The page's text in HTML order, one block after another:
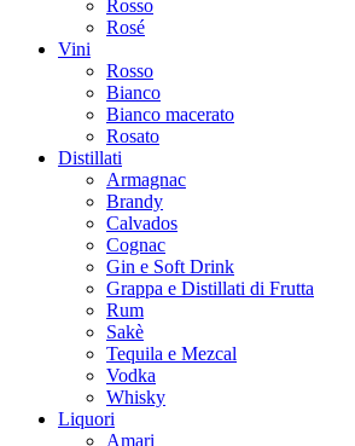
Rosso
Rosé
Vini
Rosso
Bianco
Bianco macerato
Rosato
Distillati
Armagnac
Brandy
Calvados
Cognac
Gin e Soft Drink
Grappa e Distillati di Frutta
Rum
Sakè
Tequila e Mezcal
Vodka
Whisky
Liquori
Amari